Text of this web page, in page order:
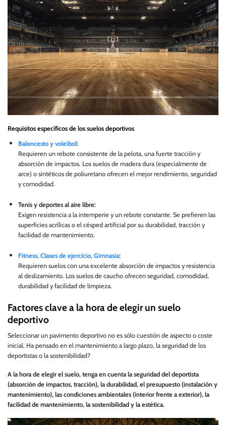
Requisitos específicos de los suelos deportivos
Baloncesto y voleibol:
Requieren un rebote consistente de la pelota, una fuerte tracción y
absorción de impactos. Los suelos de madera dura (especialmente de
arce) o sintéticos de poliuretano ofrecen el mejor rendimiento, seguridad
y comodidad.
Tenis y deportes al aire libre:
Exigen resistencia a la intemperie y un rebote constante. Se prefieren las
superficies acrílicas o el césped artificial por su durabilidad, tracción y
facilidad de mantenimiento.
Fitness, Clases de ejercicio, Gimnasia:
Requieren suelos con una excelente absorción de impactos y resistencia
al deslizamiento. Los suelos de caucho ofrecen seguridad, comodidad,
durabilidad y facilidad de limpieza.
Factores clave a la hora de elegir un suelo
deportivo
Seleccionar un pavimento deportivo no es sólo cuestión de aspecto o coste
inicial. Ha pensado en el mantenimiento a largo plazo, la seguridad de los
deportistas o la sostenibilidad?
A la hora de elegir el suelo, tenga en cuenta la seguridad del deportista
(absorción de impactos, tracción), la durabilidad, el presupuesto (instalación y
mantenimiento), las condiciones ambientales (interior frente a exterior), la
facilidad de mantenimiento, la sostenibilidad y la estética.